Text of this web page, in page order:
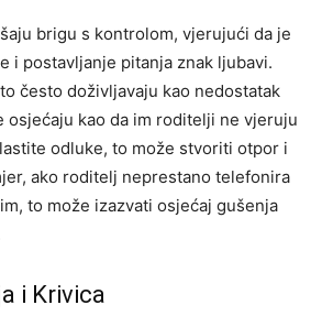
brigu s kontrolom, vjerujući da je
i postavljanje pitanja znak ljubavi.
često doživljavaju kao nedostatak
osjećaju kao da im roditelji ne vjeruju
odluke, to može stvoriti otpor i
ako roditelj neprestano telefonira
to može izazvati osjećaj gušenja
i Krivica